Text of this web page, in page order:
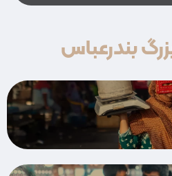
بندرعباس